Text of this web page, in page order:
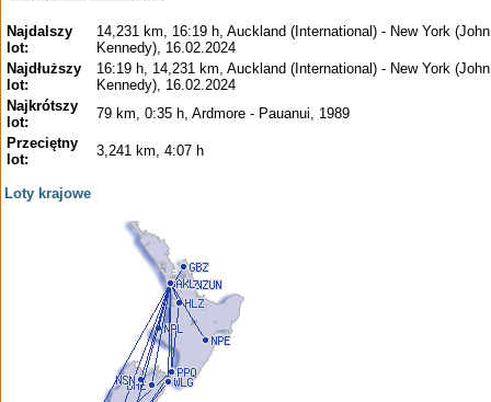
Najdalszy
lot:
14,231 km, 16:19 h, Auckland (International) - New York
Kennedy), 16.02.2024
Najdłuższy
lot:
16:19 h, 14,231 km, Auckland (International) - New York
Kennedy), 16.02.2024
Najkrótszy
lot:
79 km, 0:35 h, Ardmore - Pauanui, 1989
Przeciętny
lot:
3,241 km, 4:07 h
Loty krajowe